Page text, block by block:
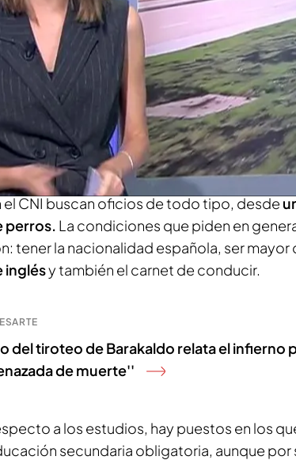
ser espía esta es tu oportunidad.'En
que solicita el Centro Nacional de
agente. Entre estas
condicioneshay
a las que seríafácil acceder.
seguridad internacional.
el CNI buscan oficios de todo tipo, desde
perros. La condiciones que piden en
tener la nacionalidad española, ser mayor
inglésy también el carnet de conducir.
del tiroteo de Barakaldo relata el infierno
de muerte''
a los estudios, hay puestos en los
secundaria obligatoria, aunque